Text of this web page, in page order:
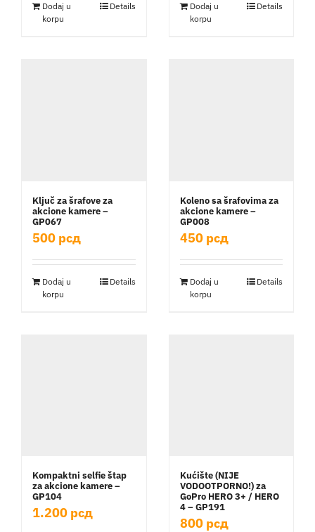
Dodaj u
korpu
Details
Dodaj u
korpu
Details
Ključ za šrafove za
akcione kamere –
GP067
500 рсд
Dodaj u
korpu
Details
Koleno sa šrafovima za
akcione kamere –
GP008
450 рсд
Dodaj u
korpu
Details
Kompaktni selfie štap
za akcione kamere –
GP104
1.200 рсд
Kućište (NIJE
VODOOTPORNO!) za
GoPro HERO 3+ / HERO
4 – GP191
800 рсд